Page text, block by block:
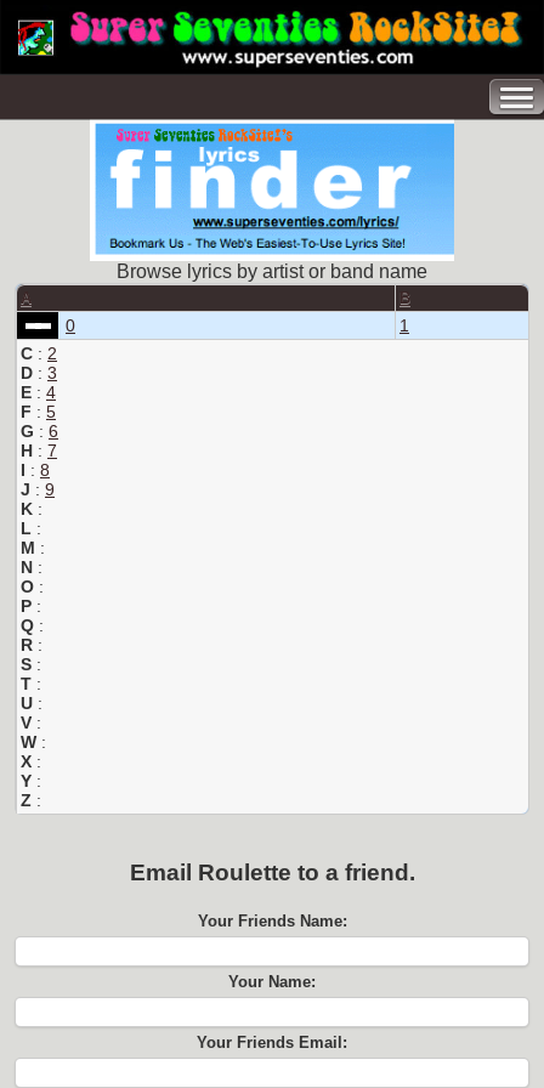
Browse lyrics by artist or band name
A B
0
1
C : 2
D : 3
E : 4
F : 5
G : 6
H : 7
I : 8
J : 9
K :
L :
M :
N :
O :
P :
Q :
R :
S :
T :
U :
V :
W :
X :
Y :
Z :
Email Roulette to a friend.
Your Friends Name:
Your Name:
Your Friends Email: